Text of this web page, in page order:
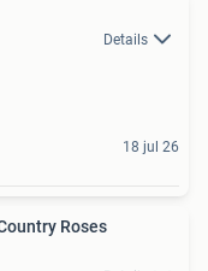
Details
18 jul 26
Roses